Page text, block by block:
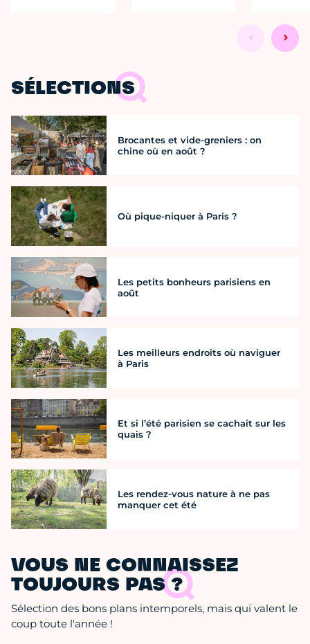
SÉLECTIONS
Brocantes et vide-greniers : on
chine où en août ?
Où pique-niquer à Paris ?
Les petits bonheurs parisiens en
août
Les meilleurs endroits où naviguer
à Paris
Et si l’été parisien se cachait sur les
quais ?
Les rendez-vous nature à ne pas
manquer cet été
VOUS NE CONNAISSEZ
TOUJOURS PAS ?
Sélection des bons plans intemporels, mais qui valent le
coup toute l'année !